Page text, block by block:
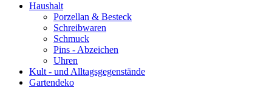
Haushalt
Porzellan & Besteck
Schreibwaren
Schmuck
Pins - Abzeichen
Uhren
Kult - und Alltagsgegenstände
Gartendeko